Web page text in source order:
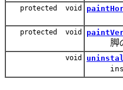
protected void
protected void
脚の
void